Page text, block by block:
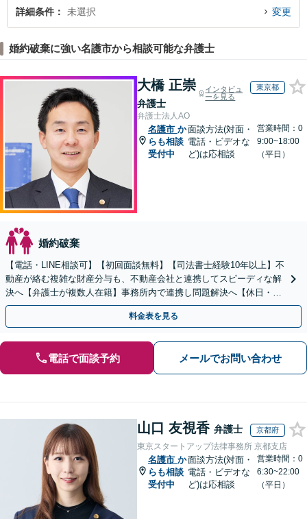
詳細条件 未選択 変更
婚約破棄に強い名護市から相談可能な弁護士
大橋 正崇
弁護士
インタビュ
ーを見る
東京都
弁護士法人AO
名護市 か
らも相談
受付中
面談方法(対面・
電話・ビデオな
ど)は応相談
営業時間：0
9:00~18:00
（平日）
婚約破棄
【電話・LINE相談可】【初回面談無料】【司法書士経験10年以上】不
動産が絡む複雑な財産分与も、不動産会社と連携してスピーディな解
決へ【弁護士が複数人在籍】事務所内で連携し問題解決へ【休日・夜
間面談可】【子連れ相談可】【虎ノ門駅1分】
料金表を見る
電話で面談予約 メールでお問い合わせ
山口 友視香 弁護士 京都府
東京スタートアップ法律事務所 京都支店
名護市 か
らも相談
受付中
面談方法(対面・
電話・ビデオな
ど)は応相談
営業時間：0
6:30~22:00
（平日）